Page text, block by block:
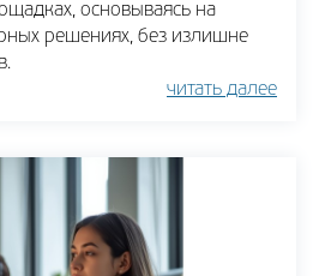
основываясь на
решениях, без излишне
читать далее